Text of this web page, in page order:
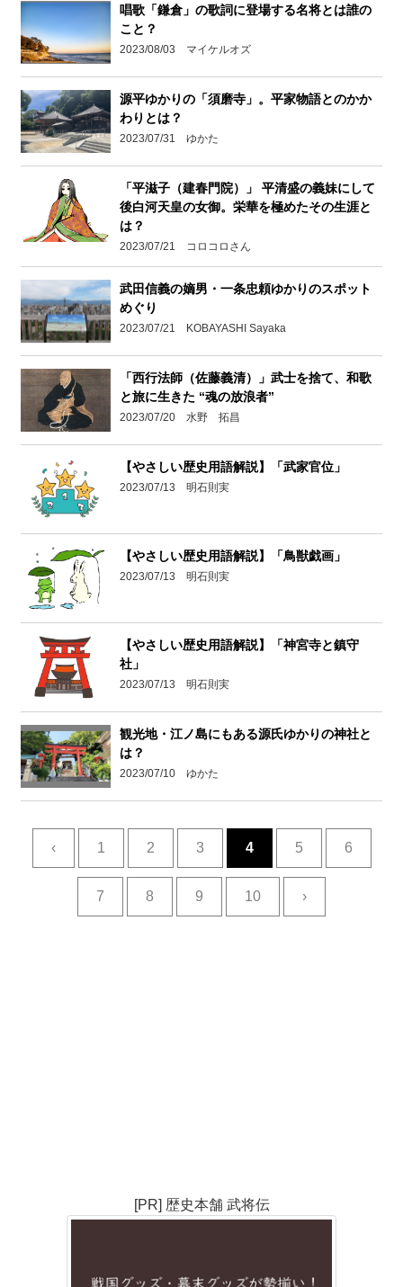
唱歌「鎌倉」の歌詞に登場する名将とは誰の
こと？
2023/08/03 マイケルオズ
源平ゆかりの「須磨寺」。平家物語とのかか
わりとは？
2023/07/31 ゆかた
「平滋子（建春門院）」 平清盛の義妹にして
後白河天皇の女御。栄華を極めたその生涯と
は？
2023/07/21 コロコロさん
武田信義の嫡男・一条忠頼ゆかりのスポット
めぐり
2023/07/21 KOBAYASHI Sayaka
「西行法師（佐藤義清）」武士を捨て、和歌
と旅に生きた “魂の放浪者”
2023/07/20 水野 拓昌
【やさしい歴史用語解説】「武家官位」
2023/07/13 明石則実
【やさしい歴史用語解説】「鳥獣戯画」
2023/07/13 明石則実
【やさしい歴史用語解説】「神宮寺と鎮守
社」
2023/07/13 明石則実
観光地・江ノ島にもある源氏ゆかりの神社と
は？
2023/07/10 ゆかた
‹ 1 2 3 4 5 6
7 8 9 10 ›
[PR] 歴史本舗 武将伝